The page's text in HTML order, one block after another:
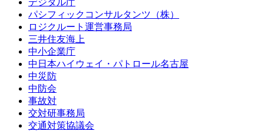
パシフィックコンサルタンツ（株）
ロジクルート運営事務局
三井住友海上
中小企業庁
中日本ハイウェイ・パトロール名古屋
中災防
中防会
事故対
交対研事務局
交通対策協議会